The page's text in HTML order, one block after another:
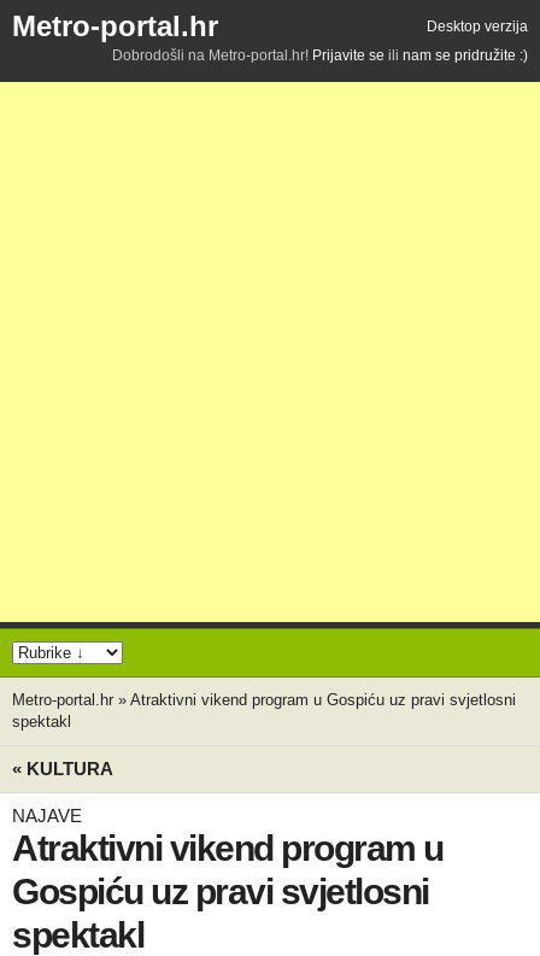
Metro-portal.hr
Desktop verzija
Dobrodošli na Metro-portal.hr! Prijavite se ili nam se pridružite :)
Metro-portal.hr » Atraktivni vikend program u Gospiću uz pravi svjetlosni
spektakl
« KULTURA
NAJAVE
Atraktivni vikend program u
Gospiću uz pravi svjetlosni
spektakl